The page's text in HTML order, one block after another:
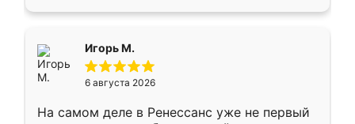
Игорь М.
6 августа 2026
На самом деле в Ренессанс уже не первый